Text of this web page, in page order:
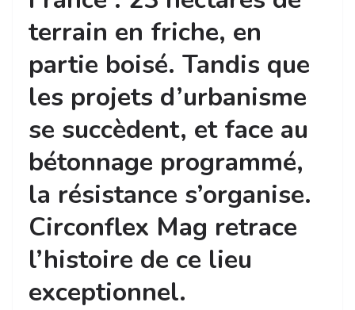
terrain en friche, en
partie boisé. Tandis que
les projets d’urbanisme
se succèdent, et face au
bétonnage programmé,
la résistance s’organise.
Circonflex Mag retrace
l’histoire de ce lieu
exceptionnel.